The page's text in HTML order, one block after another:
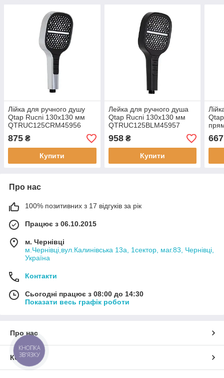
Лійка для ручного душу
Qtap Rucni 130x130 мм
QTRUC125CRM45956
Chrome
875 ₴
Купити
Лейка для ручного душа
Qtap Rucni 130x130 мм
QTRUC125BLM45957
Black Matt
958₴
Купити
667
Про нас
100% позитивних з 17 відгуків за рік
Працює з 06.10.2015
м. Чернівці
м.Чернівці,вул.Калинівська 13а, 1сектор, маг.83, Чернівці,
Україна
Контакти
Сьогодні працює з 08:00 до 14:30
Показати весь графік роботи
Про нас
Контакти
КНОПКА
ЗВ'ЯЗКУ